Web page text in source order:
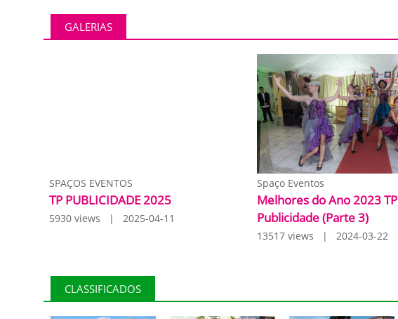
GALERIAS
SPAÇOS EVENTOS
TP PUBLICIDADE 2025
5930 views | 2025-04-11
Spaço Eventos
Melhores do Ano 2023 TP
Publicidade (Parte 3)
13517 views | 2024-03-22
CLASSIFICADOS